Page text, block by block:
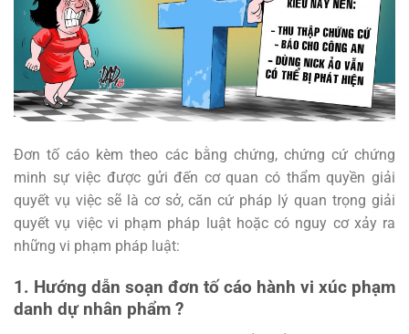
Đơn tố cáo kèm theo các bằng chứng, chứng cứ chứng
minh sự việc được gửi đến cơ quan có thẩm quyền giải
quyết vụ việc sẽ là cơ sở, căn cứ pháp lý quan trọng giải
quyết vụ việc vi phạm pháp luật hoặc có nguy cơ xảy ra
những vi phạm pháp luật:
1. Hướng dẫn soạn đơn tố cáo hành vi xúc phạm
danh dự nhân phẩm ?